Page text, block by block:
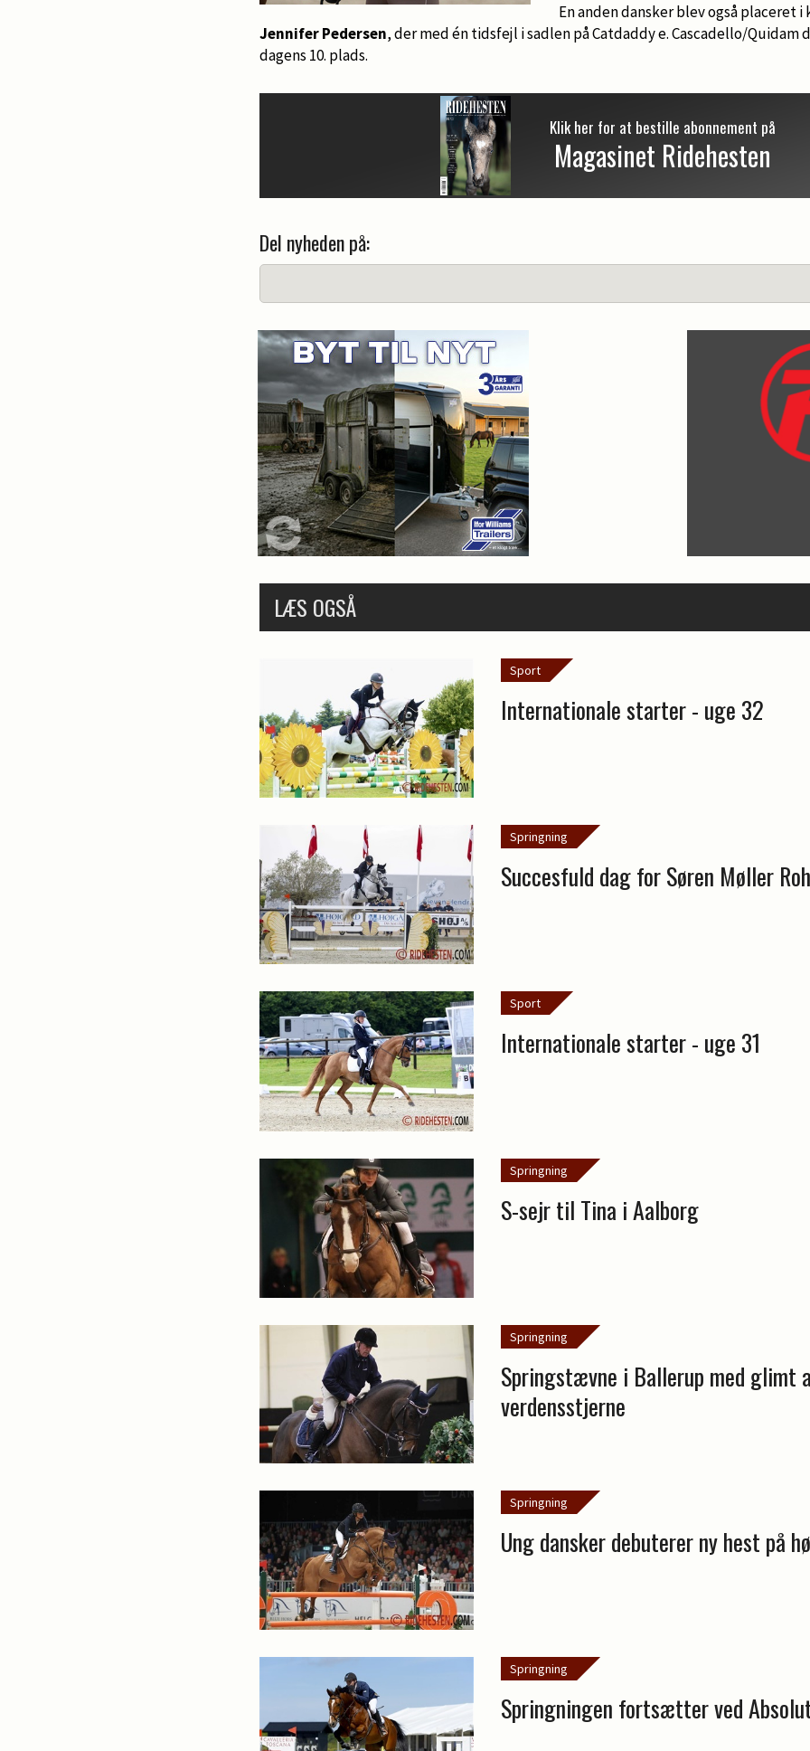
En anden dansker blev også placeret i
Jennifer Pedersen, der med én tidsfejl i sadlen på Catdaddy e. Cascadello/Quidam
dagens 10. plads.
Klik her for at bestille abonnement på
Magasinet Ridehesten
Del nyheden på:
LÆS OGSÅ
Sport
Internationale starter - uge 32
Springning
Succesfuld dag for Søren Møller
Sport
Internationale starter - uge 31
Springning
S-sejr til Tina i Aalborg
Springning
Springstævne i Ballerup med glimt
verdensstjerne
Springning
Ung dansker debuterer ny hest på
Springning
Springningen fortsætter ved